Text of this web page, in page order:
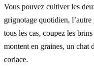
Vous pouvez cultiver les
grignotage quotidien,
tous les cas, coupez les
montent en graines, un chat
coriace.